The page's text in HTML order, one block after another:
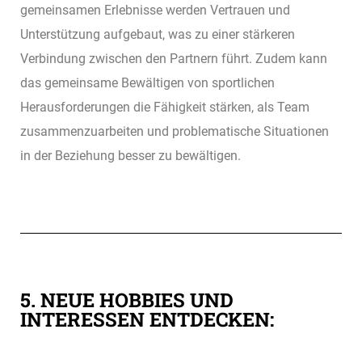
gemeinsamen Erlebnisse werden Vertrauen und
Unterstützung aufgebaut, was zu einer stärkeren
Verbindung zwischen den Partnern führt. Zudem kann
das gemeinsame Bewältigen von sportlichen
Herausforderungen die Fähigkeit stärken, als Team
zusammenzuarbeiten und problematische Situationen
in der Beziehung besser zu bewältigen.
5. NEUE HOBBIES UND
INTERESSEN ENTDECKEN: